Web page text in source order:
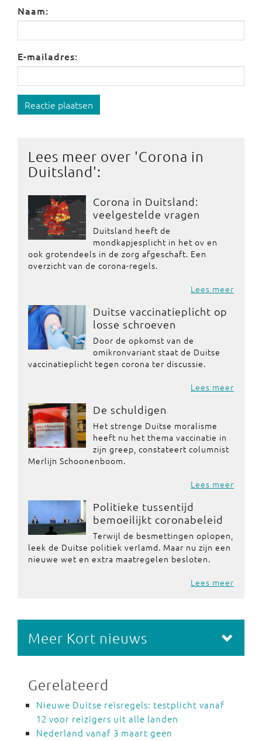
Naam:
E-mailadres:
Reactie plaatsen
Lees meer over 'Corona in
Duitsland':
Corona in Duitsland:
veelgestelde vragen
Duitsland heeft de
mondkapjesplicht in het ov en
ook grotendeels in de zorg afgeschaft. Een
overzicht van de corona-regels.
Lees meer
Duitse vaccinatieplicht op
losse schroeven
Door de opkomst van de
omikronvariant staat de Duitse
vaccinatieplicht tegen corona ter discussie.
Lees meer
De schuldigen
Het strenge Duitse moralisme
heeft nu het thema vaccinatie in
zijn greep, constateert columnist
Merlijn Schoonenboom.
Lees meer
Politieke tussentijd
bemoeilijkt coronabeleid
Terwijl de besmettingen oplopen,
leek de Duitse politiek verlamd. Maar nu zijn een
nieuwe wet en extra maatregelen besloten.
Lees meer
Meer Kort nieuws
Gerelateerd
Nieuwe Duitse reisregels: testplicht vanaf
12 voor reizigers uit alle landen
Nederland vanaf 3 maart geen